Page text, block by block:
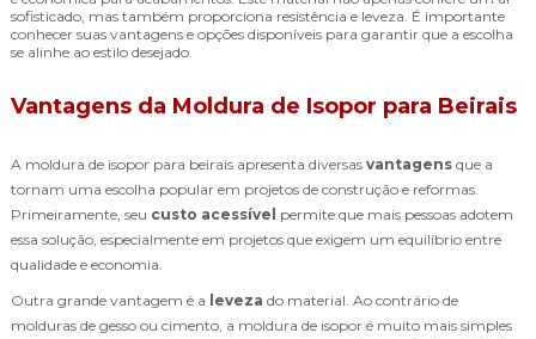
sofisticado, mas também proporciona resistência e leveza. É importante
conhecer suas vantagens e opções disponíveis para garantir que a escolha
se alinhe ao estilo desejado.
Vantagens da Moldura de Isopor para Beirais
A moldura de isopor para beirais apresenta diversas vantagens que a
tornam uma escolha popular em projetos de construção e reformas.
Primeiramente, seu custo acessível permite que mais pessoas adotem
essa solução, especialmente em projetos que exigem um equilíbrio entre
qualidade e economia.
Outra grande vantagem é a leveza do material. Ao contrário de
molduras de gesso ou cimento, a moldura de isopor é muito mais simples